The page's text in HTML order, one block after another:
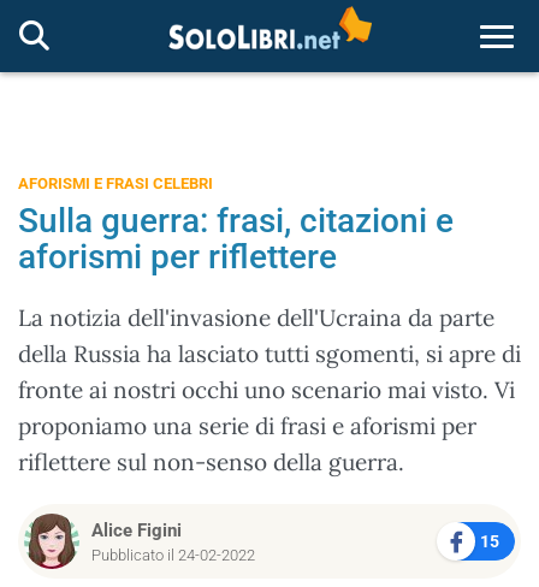
AFORISMI E FRASI CELEBRI
Sulla guerra: frasi, citazioni e
aforismi per riflettere
La notizia dell'invasione dell'Ucraina da parte
della Russia ha lasciato tutti sgomenti, si apre di
fronte ai nostri occhi uno scenario mai visto. Vi
proponiamo una serie di frasi e aforismi per
riflettere sul non-senso della guerra.
Alice Figini
Pubblicato il 24-02-2022
15